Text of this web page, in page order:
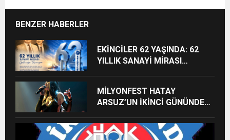
BENZER HABERLER
EKİNCİLER 62 YAŞINDA: 62
YILLIK SANAYİ MİRASI
MİLYONFEST HATAY
ARSUZ’UN İKİNCİ GÜNÜNDE
ALACAK